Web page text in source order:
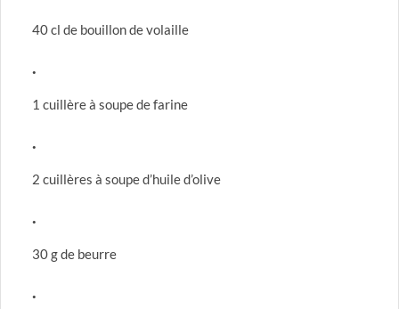
40 cl de bouillon de volaille
1 cuillère à soupe de farine
2 cuillères à soupe d’huile d’olive
30 g de beurre